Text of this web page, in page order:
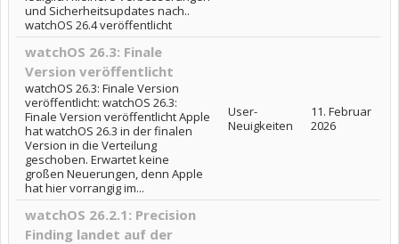
und Sicherheitsupdates nach..
watchOS 26.4 veröffentlicht
watchOS 26.3: Finale
Version veröffentlicht
watchOS 26.3: Finale Version
veröffentlicht: watchOS 26.3:
Finale Version veröffentlicht Apple
hat watchOS 26.3 in der finalen
Version in die Verteilung
geschoben. Erwartet keine
großen Neuerungen, denn Apple
hat hier vorrangig im...
User-
Neuigkeiten
11. Februar
2026
watchOS 26.2.1: Precision
Finding landet auf der